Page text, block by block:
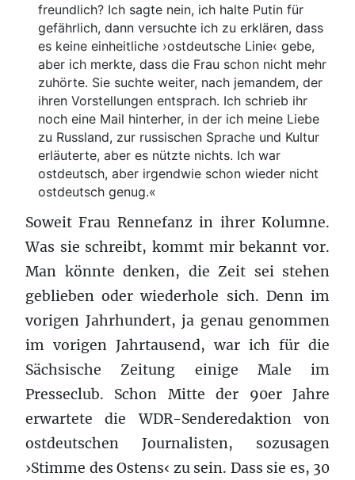
freundlich? Ich sagte nein, ich halte Putin für
gefährlich, dann versuchte ich zu erklären, dass
es keine einheitliche ›ostdeutsche Linie‹ gebe,
aber ich merkte, dass die Frau schon nicht mehr
zuhörte. Sie suchte weiter, nach jemandem, der
ihren Vorstellungen entsprach. Ich schrieb ihr
noch eine Mail hinterher, in der ich meine Liebe
zu Russland, zur russischen Sprache und Kultur
erläuterte, aber es nützte nichts. Ich war
ostdeutsch, aber irgendwie schon wieder nicht
ostdeutsch genug.«
Soweit Frau Rennefanz in ihrer Kolumne.
Was sie schreibt, kommt mir bekannt vor.
Man könnte denken, die Zeit sei stehen
geblieben oder wiederhole sich. Denn im
vorigen Jahrhundert, ja genau genommen
im vorigen Jahrtausend, war ich für die
Sächsische Zeitung einige Male im
Presseclub. Schon Mitte der 90er Jahre
erwartete die WDR-Senderedaktion von
ostdeutschen Journalisten, sozusagen
›Stimme des Ostens‹ zu sein. Dass sie es, 30